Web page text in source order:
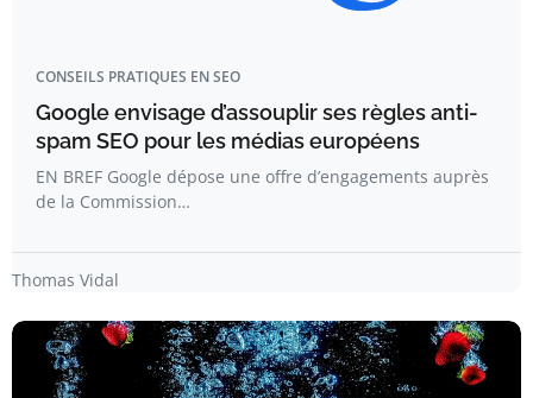
CONSEILS PRATIQUES EN SEO
Google envisage d’assouplir ses règles anti-
spam SEO pour les médias européens
EN BREF Google dépose une offre d’engagements auprès
de la Commission…
Thomas Vidal